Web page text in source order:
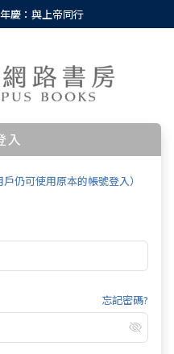
慶：與上帝同行
入
仍可使用原本的帳號登入）
忘記密碼?